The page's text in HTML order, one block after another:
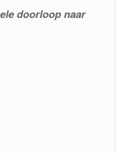
doorloop naar